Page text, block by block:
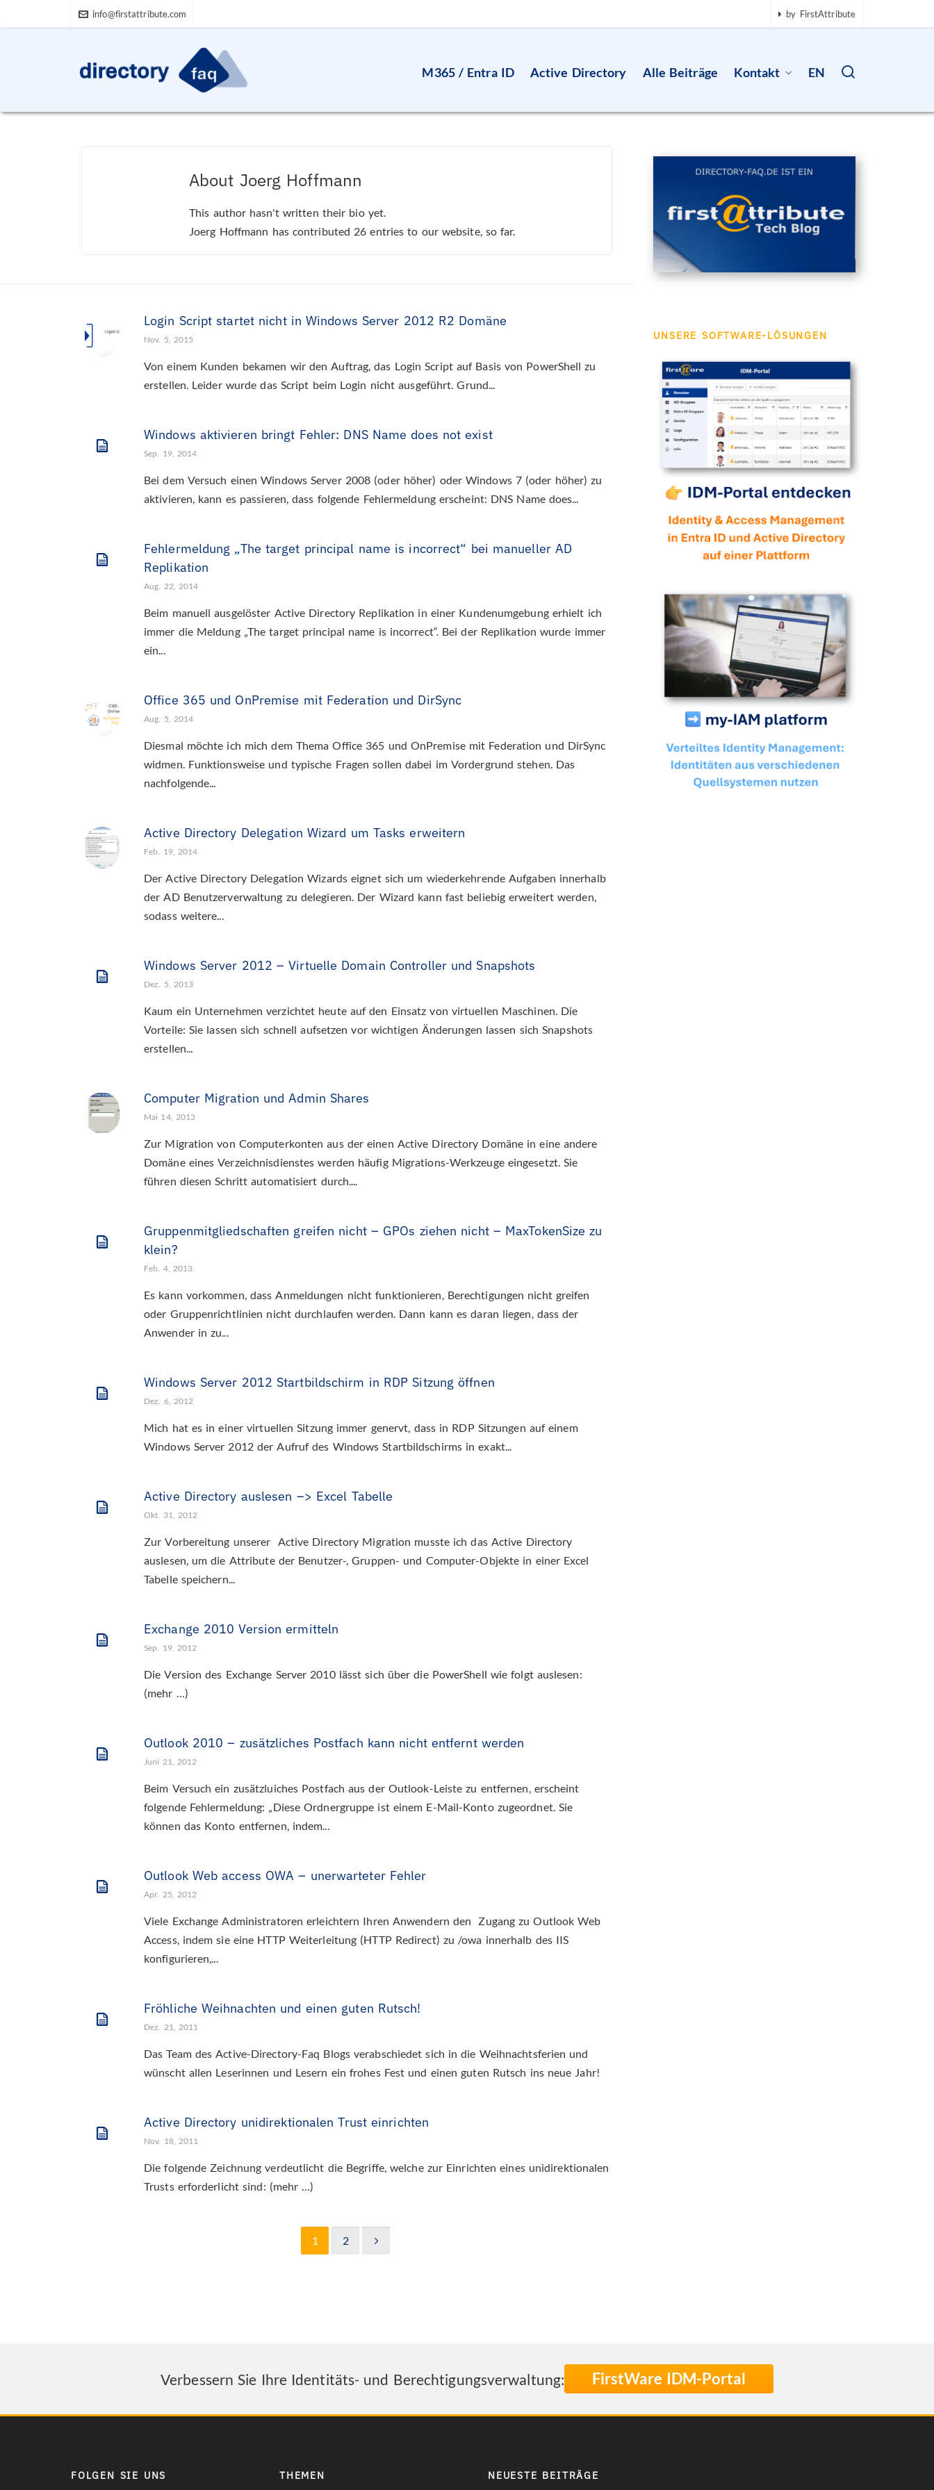
info@firstattribute.com by FirstAttribute
M365 / Entra ID Active Directory Alle Beiträge Kontakt EN
About Joerg Hoffmann
This author hasn't written their bio yet.
Joerg Hoffmann has contributed 26 entries to our website, so far.
Login Script startet nicht in Windows Server 2012 R2 Domäne
Nov. 5, 2015
Von einem Kunden bekamen wir den Auftrag, das Login Script auf Basis von PowerShell zu
erstellen. Leider wurde das Script beim Login nicht ausgeführt. Grund...
Windows aktivieren bringt Fehler: DNS Name does not exist
Sep. 19, 2014
Bei dem Versuch einen Windows Server 2008 (oder höher) oder Windows 7 (oder höher) zu
aktivieren, kann es passieren, dass folgende Fehlermeldung erscheint: DNS Name does...
Fehlermeldung „The target principal name is incorrect“ bei manueller AD
Replikation
Aug. 22, 2014
Beim manuell ausgelöster Active Directory Replikation in einer Kundenumgebung erhielt ich
immer die Meldung „The target principal name is incorrect“. Bei der Replikation wurde immer
ein...
Office 365 und OnPremise mit Federation und DirSync
Aug. 5, 2014
Diesmal möchte ich mich dem Thema Office 365 und OnPremise mit Federation und DirSync
widmen. Funktionsweise und typische Fragen sollen dabei im Vordergrund stehen. Das
nachfolgende...
Active Directory Delegation Wizard um Tasks erweitern
Feb. 19, 2014
Der Active Directory Delegation Wizards eignet sich um wiederkehrende Aufgaben innerhalb
der AD Benutzerverwaltung zu delegieren. Der Wizard kann fast beliebig erweitert werden,
sodass weitere...
Windows Server 2012 – Virtuelle Domain Controller und Snapshots
Dez. 5, 2013
Kaum ein Unternehmen verzichtet heute auf den Einsatz von virtuellen Maschinen. Die
Vorteile: Sie lassen sich schnell aufsetzen vor wichtigen Änderungen lassen sich Snapshots
erstellen...
Computer Migration und Admin Shares
Mai 14, 2013
Zur Migration von Computerkonten aus der einen Active Directory Domäne in eine andere
Domäne eines Verzeichnisdienstes werden häufig Migrations-Werkzeuge eingesetzt. Sie
führen diesen Schritt automatisiert durch....
Gruppenmitgliedschaften greifen nicht – GPOs ziehen nicht – MaxTokenSize zu
klein?
Feb. 4, 2013
Es kann vorkommen, dass Anmeldungen nicht funktionieren, Berechtigungen nicht greifen
oder Gruppenrichtlinien nicht durchlaufen werden. Dann kann es daran liegen, dass der
Anwender in zu...
Windows Server 2012 Startbildschirm in RDP Sitzung öffnen
Dez. 6, 2012
Mich hat es in einer virtuellen Sitzung immer genervt, dass in RDP Sitzungen auf einem
Windows Server 2012 der Aufruf des Windows Startbildschirms in exakt...
Active Directory auslesen –> Excel Tabelle
Okt. 31, 2012
Zur Vorbereitung unserer Active Directory Migration musste ich das Active Directory
auslesen, um die Attribute der Benutzer-, Gruppen- und Computer-Objekte in einer Excel
Tabelle speichern...
Exchange 2010 Version ermitteln
Sep. 19, 2012
Die Version des Exchange Server 2010 lässt sich über die PowerShell wie folgt auslesen:
(mehr …)
Outlook 2010 – zusätzliches Postfach kann nicht entfernt werden
Juni 21, 2012
Beim Versuch ein zusätzluiches Postfach aus der Outlook-Leiste zu entfernen, erscheint
folgende Fehlermeldung: „Diese Ordnergruppe ist einem E-Mail-Konto zugeordnet. Sie
können das Konto entfernen, indem...
Outlook Web access OWA – unerwarteter Fehler
Apr. 25, 2012
Viele Exchange Administratoren erleichtern Ihren Anwendern den Zugang zu Outlook Web
Access, indem sie eine HTTP Weiterleitung (HTTP Redirect) zu /owa innerhalb des IIS
konfigurieren,...
Fröhliche Weihnachten und einen guten Rutsch!
Dez. 21, 2011
Das Team des Active-Directory-Faq Blogs verabschiedet sich in die Weihnachtsferien und
wünscht allen Leserinnen und Lesern ein frohes Fest und einen guten Rutsch ins neue Jahr!
Active Directory unidirektionalen Trust einrichten
Nov. 18, 2011
Die folgende Zeichnung verdeutlicht die Begriffe, welche zur Einrichten eines unidirektionalen
Trusts erforderlicht sind: (mehr …)
1 2
UNSERE SOFTWARE-LÖSUNGEN
Verbessern Sie Ihre Identitäts- und Berechtigungsverwaltung: FirstWare IDM-Portal
FOLGEN SIE UNS THEMEN NEUESTE BEITRÄGE